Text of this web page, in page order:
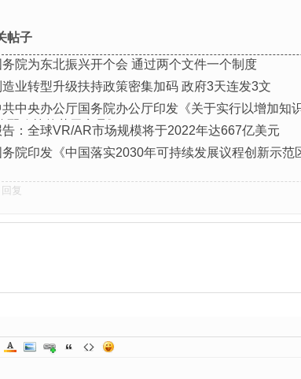
帖子
务院为东北振兴开个会 通过两个文件一个制度
造业转型升级扶持政策密集加码 政府3天连发3文
共中央办公厅国务院办公厅印发《关于实行以增加知
配政策的若干意见》
告：全球VR/AR市场规模将于2022年达667亿美元
务院印发《中国落实2030年可持续发展议程创新示范
回复